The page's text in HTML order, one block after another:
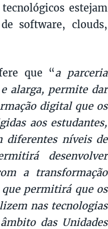
estejam
software, clouds,
que “a parceria
alarga, permite dar
digital que os
aos estudantes,
diferentes níveis de
desenvolver
a transformação
permitirá que os
nas tecnologias
das Unidades